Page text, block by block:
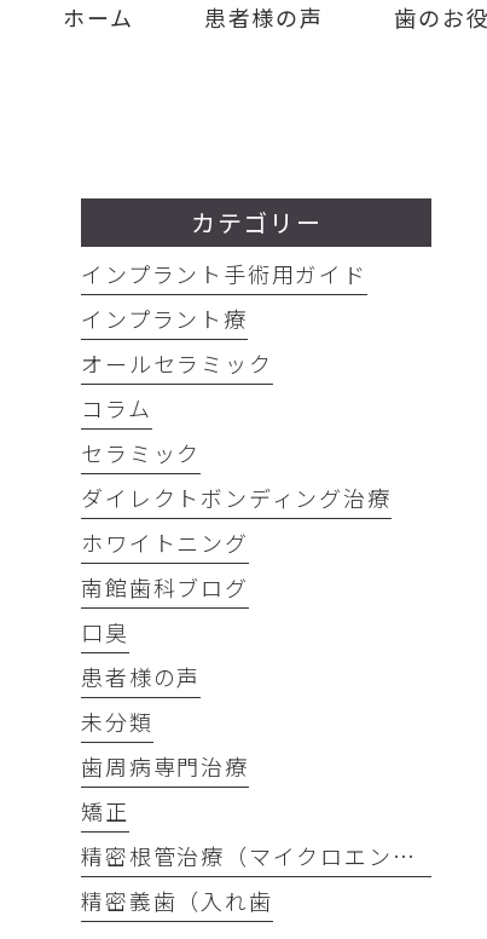
ホーム 患者様の声 歯のお
カテゴリー
インプラント手術用ガイド
インプラント療
オールセラミック
コラム
セラミック
ダイレクトボンディング治療
ホワイトニング
南館歯科ブログ
口臭
患者様の声
未分類
歯周病専門治療
矯正
精密根管治療（マイクロエンド）
精密義歯（入れ歯